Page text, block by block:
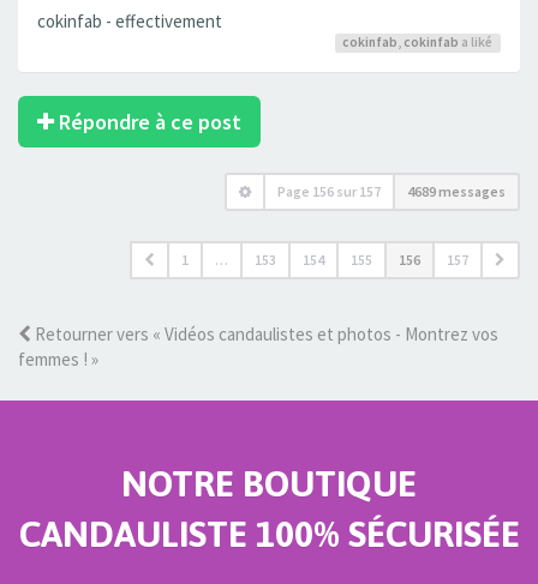
cokinfab - effectivement
cokinfab, cokinfab a liké
Répondre à ce post
Page 156 sur 157 4689 messages
1 … 153 154 155 156 157
Retourner vers « Vidéos candaulistes et photos - Montrez vos
femmes ! »
NOTRE BOUTIQUE
CANDAULISTE 100% SÉCURISÉE